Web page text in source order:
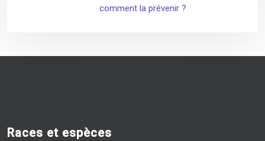
comment la prévenir ?
Races et espèces